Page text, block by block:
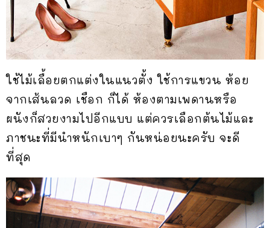
ใช้ไม้เลื้อยตกแต่งในแนวตั้ง ใช้การแขวน ห้อย
จากเส้นลวด เชือก ก็ได้ ห้องตามเพดานหรือ
ผนังก็สวยงามไปอีกแบบ แต่ควรเลือกต้นไม้และ
ภาชนะที่มีนำหนักเบาๆ กันหน่อยนะครับ จะดี
ที่สุด